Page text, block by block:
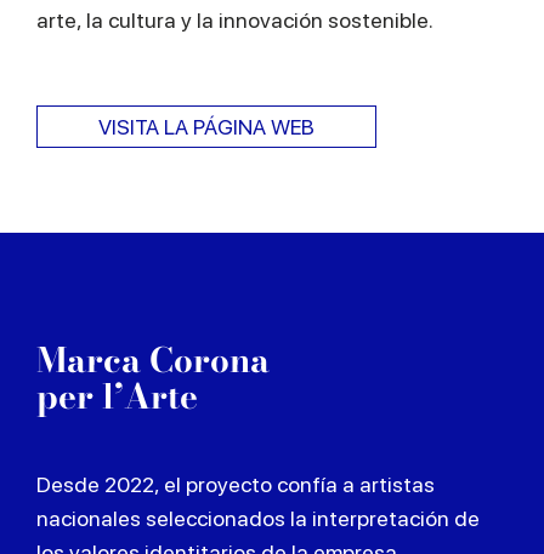
arte, la cultura y la innovación sostenible.
VISITA LA PÁGINA WEB
Marca Corona
per l’Arte
Desde 2022, el proyecto confía a artistas
nacionales seleccionados la interpretación de